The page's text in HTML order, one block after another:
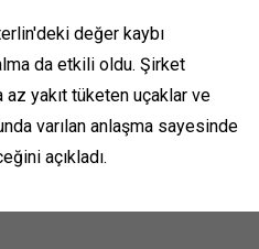
değer kaybı
da etkili oldu. Şirket
az yakıt tüketen uçaklar ve
varılan anlaşma sayesinde
açıkladı.